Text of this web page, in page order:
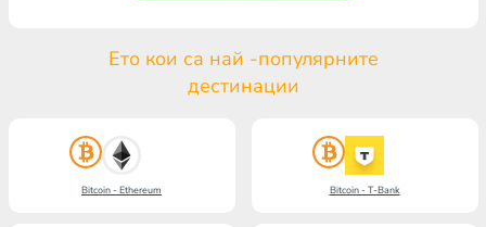
Ето кои са най -популярните
дестинации
Bitcoin - Ethereum Bitcoin - T-Bank